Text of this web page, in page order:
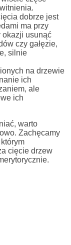
dobrze jest
ma przy
okazji usunąć
czy gałęzie,
silnie
na drzewie
ich
ale
ich
warto
Zachęcamy
cięcie drzew